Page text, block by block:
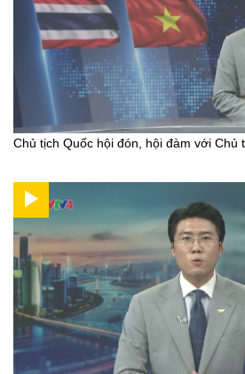
Chủ tịch Quốc hội đón, hội đàm với Chủ